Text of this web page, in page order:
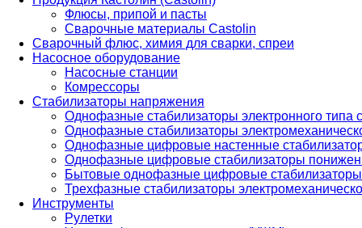
Флюсы, припой и пасты
Сварочные материалы Castolin
Сварочный флюс, химия для сварки, спреи
Насосное оборудование
Насосные станции
Комрессоры
Стабилизаторы напряжения
Однофазные стабилизаторы электронного
Однофазные стабилизаторы
Однофазные цифровые настенные
Однофазные цифровые стабилизаторы
Бытовые однофазные цифровые стабилизаторы
Трехфазные стабилизаторы
Инструменты
Рулетки